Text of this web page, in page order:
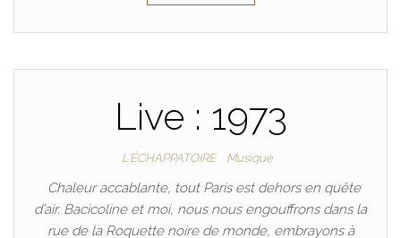
Live : 1973
L'ÉCHAPPATOIRE Musique
Chaleur accablante, tout Paris est dehors en quête
d’air. Bacicoline et moi, nous nous engouffrons dans la
rue de la Roquette noire de monde, embrayons à